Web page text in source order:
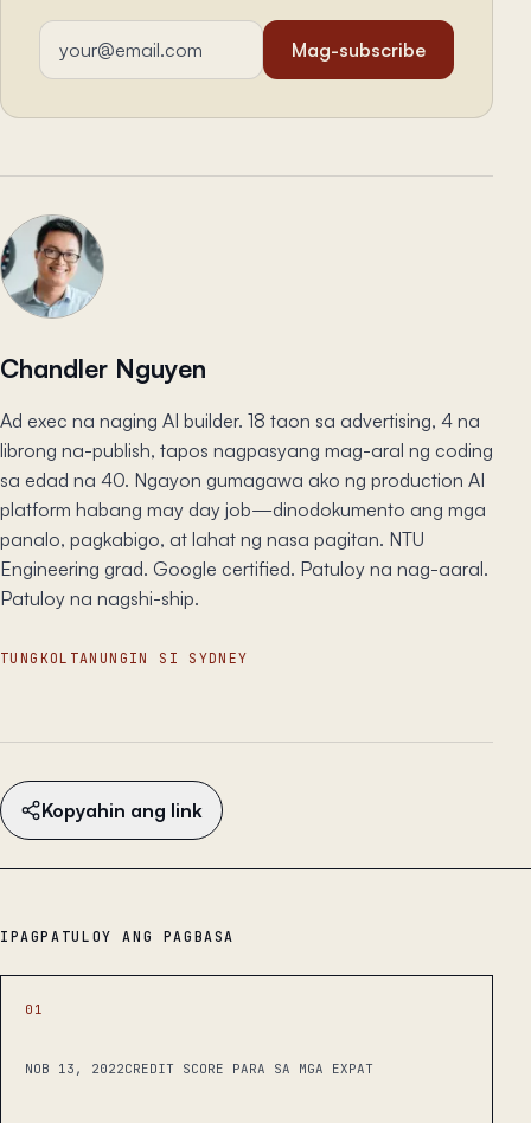
Email address
Mag-subscribe
Chandler Nguyen
Ad exec na naging AI builder. 18 taon sa advertising, 4 na
librong na-publish, tapos nagpasyang mag-aral ng coding
sa edad na 40. Ngayon gumagawa ako ng production AI
platform habang may day job—dinodokumento ang mga
panalo, pagkabigo, at lahat ng nasa pagitan. NTU
Engineering grad. Google certified. Patuloy na nag-aaral.
Patuloy na nagshi-ship.
TUNGKOL TANUNGIN SI SYDNEY
Kopyahin ang link
IPAGPATULOY ANG PAGBASA
01
NOB 13, 2022CREDIT SCORE PARA SA MGA EXPAT